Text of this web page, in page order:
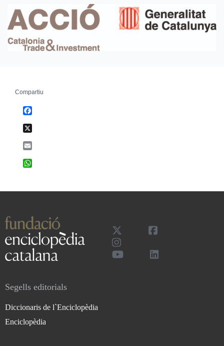
Compartiu
Segells editorials
Diccionaris de l`Enciclopèdia
Enciclopèdia